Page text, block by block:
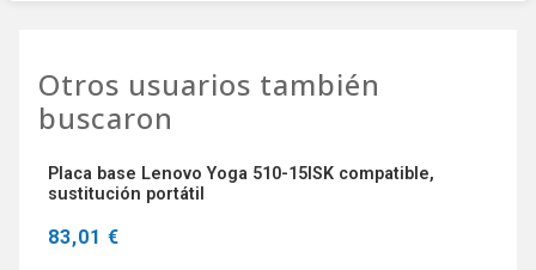
Otros usuarios también
buscaron
Placa base Lenovo Yoga 510-15ISK compatible,
sustitución portátil
83,01 €